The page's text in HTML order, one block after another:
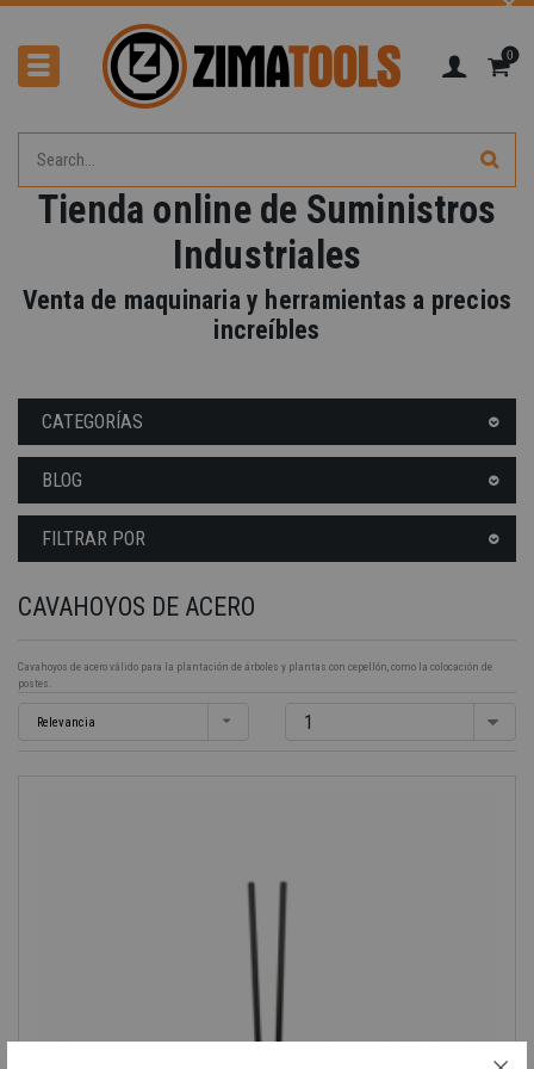
0
Tienda online de Suministros
Industriales
Venta de maquinaria y herramientas a precios
increíbles
CATEGORÍAS
BLOG
FILTRAR POR
CAVAHOYOS DE ACERO
Cavahoyos de acero válido para la plantación de árboles y plantas con cepellón, como la colocación de
postes.
Relevancia 1